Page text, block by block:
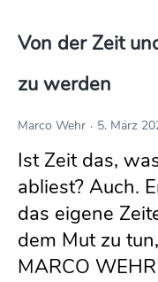
Von der Zeit
zu werden
Marco Wehr 5. März
Ist Zeit das,
abliest? Auch.
das eigene
dem Mut zu
MARCO WEHR